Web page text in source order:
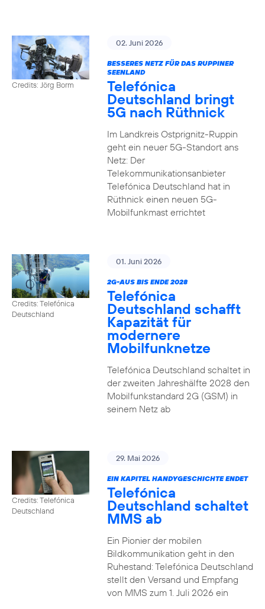
Credits: Jörg Borm
02. Juni 2026
BESSERES NETZ FÜR DAS RUPPINER
SEENLAND
Telefónica
Deutschland bringt
5G nach Rüthnick
Im Landkreis Ostprignitz-Ruppin
geht ein neuer 5G-Standort ans
Netz: Der
Telekommunikationsanbieter
Telefónica Deutschland hat in
Rüthnick einen neuen 5G-
Mobilfunkmast errichtet
Credits: Telefónica
Deutschland
01. Juni 2026
2G-AUS BIS ENDE 2028
Telefónica
Deutschland schafft
Kapazität für
modernere
Mobilfunknetze
Telefónica Deutschland schaltet in
der zweiten Jahreshälfte 2028 den
Mobilfunkstandard 2G (GSM) in
seinem Netz ab
Credits: Telefónica
Deutschland
29. Mai 2026
EIN KAPITEL HANDYGESCHICHTE ENDET
Telefónica
Deutschland schaltet
MMS ab
Ein Pionier der mobilen
Bildkommunikation geht in den
Ruhestand: Telefónica Deutschland
stellt den Versand und Empfang
von MMS zum 1. Juli 2026 ein